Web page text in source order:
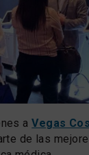
aVegas
de las